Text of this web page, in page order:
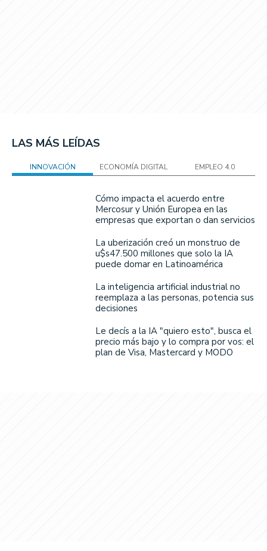
LAS MÁS LEÍDAS
INNOVACIÓN ECONOMÍA DIGITAL EMPLEO 4.0
Cómo impacta el acuerdo entre
Mercosur y Unión Europea en las
empresas que exportan o dan servicios
La uberización creó un monstruo de
u$s47.500 millones que solo la IA
puede domar en Latinoamérica
La inteligencia artificial industrial no
reemplaza a las personas, potencia sus
decisiones
Le decís a la IA "quiero esto", busca el
precio más bajo y lo compra por vos: el
plan de Visa, Mastercard y MODO